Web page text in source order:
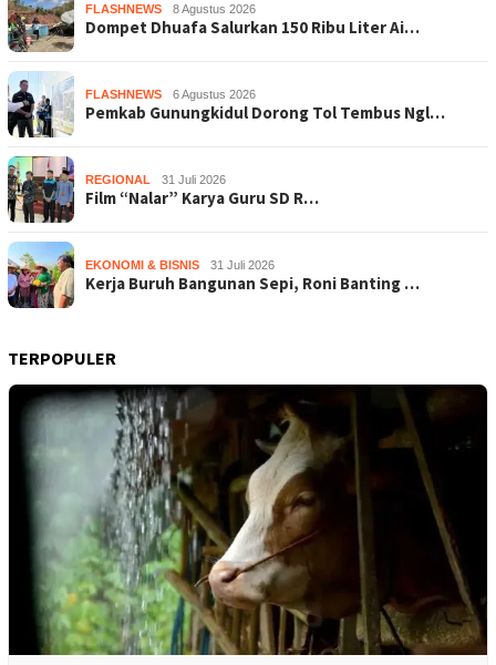
FLASHNEWS 8 Agustus 2026
Dompet Dhuafa Salurkan 150 Ribu Liter Ai…
FLASHNEWS 6 Agustus 2026
Pemkab Gunungkidul Dorong Tol Tembus Ngl…
REGIONAL 31 Juli 2026
Film “Nalar” Karya Guru SD R…
EKONOMI & BISNIS 31 Juli 2026
Kerja Buruh Bangunan Sepi, Roni Banting …
TERPOPULER